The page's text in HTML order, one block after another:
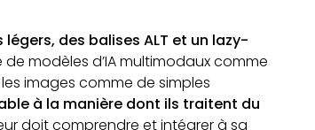
légers, des balises ALT et un lazy-
de modèles d’IA multimodaux comme
images comme de simples
à la manière dont ils traitent du
doit comprendre et intégrer à sa